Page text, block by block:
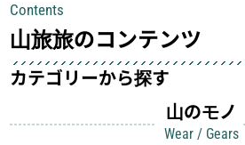
して安全にしてくれます
Contents
山旅旅のコンテンツ
カテゴリーから探す
山のモノ
Wear / Gears